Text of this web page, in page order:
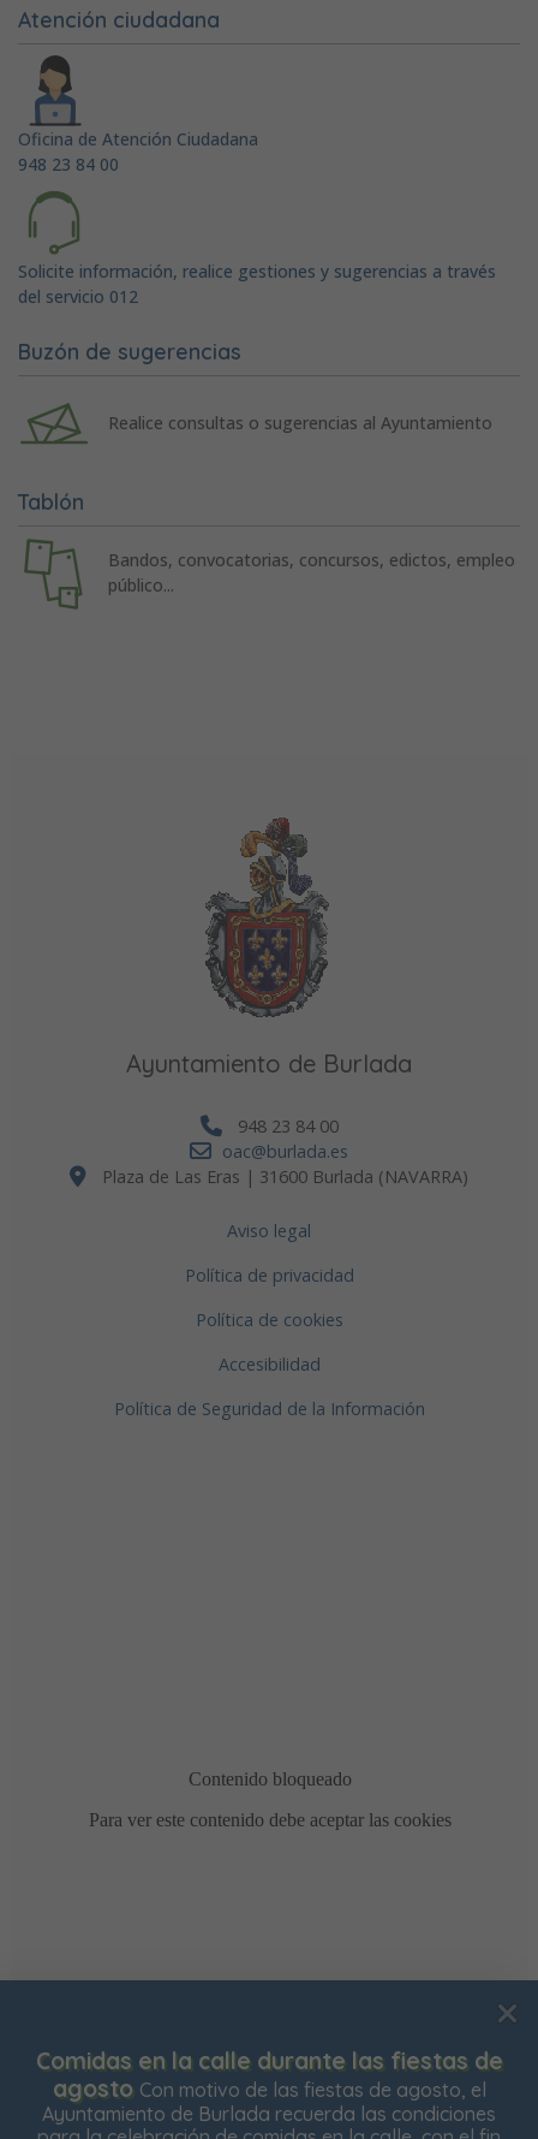
Comidas en la calle durante las fiestas de
agosto Con motivo de las fiestas de agosto, el
Ayuntamiento de Burlada recuerda las condiciones
Atención ciudadana
Oficina de Atención Ciudadana
948 23 84 00
Solicite información, realice gestiones y sugerencias a través
del servicio 012
Buzón de sugerencias
Realice consultas o sugerencias al Ayuntamiento
Tablón
Bandos, convocatorias, concursos, edictos, empleo
público...
Ayuntamiento de Burlada
948 23 84 00
oac@burlada.es
Plaza de Las Eras | 31600 Burlada (NAVARRA)
Aviso legal
Política de privacidad
Política de cookies
Accesibilidad
Política de Seguridad de la Información
Usamos cookies para mejorar su experiencia de
navegación en nuestra web, para mostrarle contenidos
personalizados y analizar el tráfico de nuestra web.